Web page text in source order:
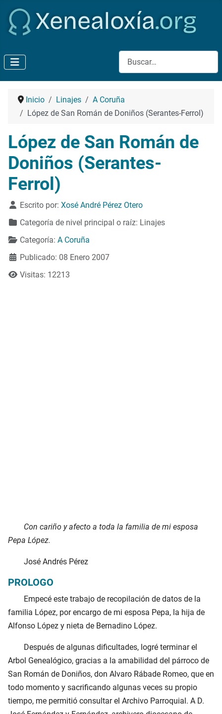
Buscar
Inicio Linajes
A Coruña
López de San Román de Doniños (Serantes-Ferrol)
López de San Román de
Doniños (Serantes-
Ferrol)
Detalles
Escrito por: Xosé André Pérez Otero
Categoría de nivel principal o raíz: Linajes
Categoría: A Coruña
Publicado: 08 Enero 2007
Visitas: 12213
Con cariño y afecto a toda la familia de mi esposa
Pepa López.
José Andrés Pérez
PROLOGO
Empecé este trabajo de recopilación de datos de la
familia López, por encargo de mi esposa Pepa, la hija de
Alfonso López y nieta de Bernadino López.
Después de algunas dificultades, logré terminar el
Arbol Genealógico, gracias a la amabilidad del párroco de
San Román de Doniños, don Alvaro Rábade Romeo, que en
todo momento y sacrificando algunas veces su propio
tiempo, me permitió consultar el Archivo Parroquial. A D.